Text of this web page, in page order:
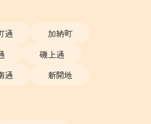
通
加納町
磯上通
通
新開地